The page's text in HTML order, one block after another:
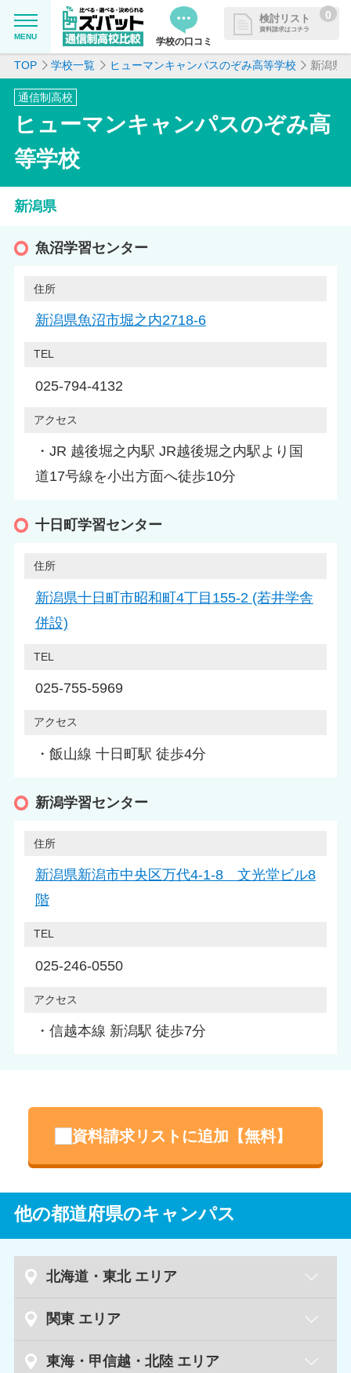
MENU 学校の口コミ
検討リスト
資料請求はコチラ
0
資料請求リストに追加しました
めて資料請求できます
MENU
学校を探したい
通信制高校について知りたい
はじめての方へ
よくある質問
掲載を希望される学校様へ
TOP 学校一覧 ヒューマンキャンパスのぞみ高等学校 新潟県
通信制高校
ヒューマンキャンパスのぞみ高
等学校
新潟県
魚沼学習センター
住所
新潟県魚沼市堀之内2718-6
TEL
025-794-4132
アクセス
・JR 越後堀之内駅 JR越後堀之内駅より国
道17号線を小出方面へ徒歩10分
十日町学習センター
住所
新潟県十日町市昭和町4丁目155-2 (若井学舎
併設)
TEL
025-755-5969
アクセス
・飯山線 十日町駅 徒歩4分
新潟学習センター
住所
新潟県新潟市中央区万代4-1-8 文光堂ビル8
階
TEL
025-246-0550
アクセス
・信越本線 新潟駅 徒歩7分
資料請求リストに追加【無料】
他の都道府県のキャンパス
北海道・東北 エリア
北海道
札幌駅前学習センター
旭川学習センター
関東 エリア
群馬県 高崎学習センター
東海・甲信越・北陸 エリア